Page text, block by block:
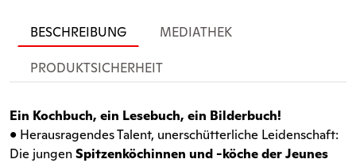
BESCHREIBUNG MEDIATHEK
PRODUKTSICHERHEIT
Ein Kochbuch, ein Lesebuch, ein Bilderbuch!
• Herausragendes Talent, unerschütterliche Leidenschaft:
Die jungenSpitzenköchinnen und -köche der Jeunes